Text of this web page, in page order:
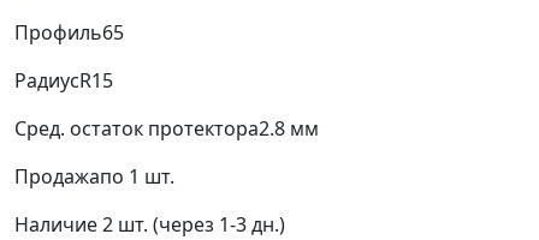
Профиль65
РадиусR15
Сред. остаток протектора2.8 мм
Продажапо 1 шт.
Наличие2 шт. (через 1-3 дн.)